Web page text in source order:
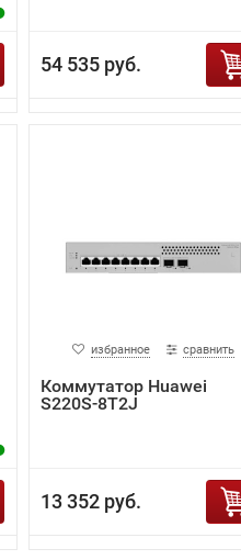
54 535 руб.
избранное сравнить
Коммутатор Huawei
S220S-8T2J
13 352 руб.